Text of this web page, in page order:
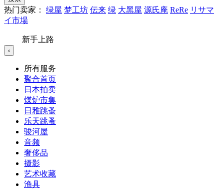
热门卖家： 绿屋 梦工坊 伝来 绿 大黑屋 源氏庵 ReRe リサマ
イ市場
新手上路
‹
所有服务
聚合首页
日本拍卖
煤炉市集
日雅跳蚤
乐天跳蚤
骏河屋
音频
奢侈品
摄影
艺术收藏
渔具